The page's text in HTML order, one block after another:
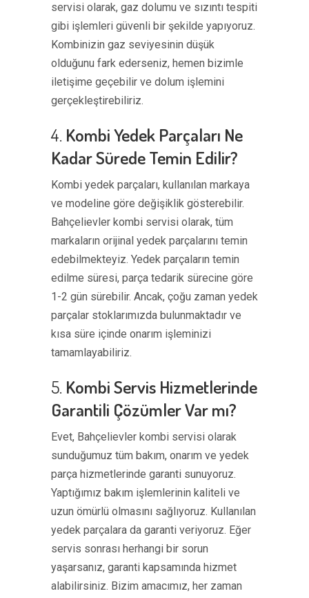
servisi olarak, gaz dolumu ve sızıntı tespiti
gibi işlemleri güvenli bir şekilde yapıyoruz.
Kombinizin gaz seviyesinin düşük
olduğunu fark ederseniz, hemen bizimle
iletişime geçebilir ve dolum işlemini
gerçekleştirebiliriz.
4. Kombi Yedek Parçaları Ne
Kadar Sürede Temin Edilir?
Kombi yedek parçaları, kullanılan markaya
ve modeline göre değişiklik gösterebilir.
Bahçelievler kombi servisi olarak, tüm
markaların orijinal yedek parçalarını temin
edebilmekteyiz. Yedek parçaların temin
edilme süresi, parça tedarik sürecine göre
1-2 gün sürebilir. Ancak, çoğu zaman yedek
parçalar stoklarımızda bulunmaktadır ve
kısa süre içinde onarım işleminizi
tamamlayabiliriz.
5. Kombi Servis Hizmetlerinde
Garantili Çözümler Var mı?
Evet, Bahçelievler kombi servisi olarak
sunduğumuz tüm bakım, onarım ve yedek
parça hizmetlerinde garanti sunuyoruz.
Yaptığımız bakım işlemlerinin kaliteli ve
uzun ömürlü olmasını sağlıyoruz. Kullanılan
yedek parçalara da garanti veriyoruz. Eğer
servis sonrası herhangi bir sorun
yaşarsanız, garanti kapsamında hizmet
alabilirsiniz. Bizim amacımız, her zaman